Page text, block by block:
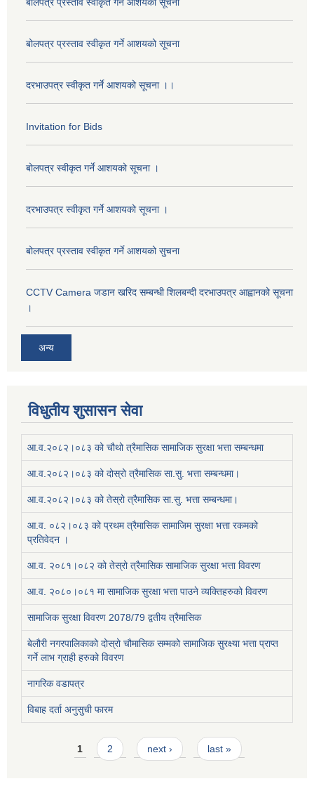
बोलपत्र प्रस्ताव स्वीकृत गर्ने आशयको सूचना
बोलपत्र प्रस्ताव स्वीकृत गर्ने आशयको सूचना
दरभाउपत्र स्वीकृत गर्ने आशयको सूचना ।।
Invitation for Bids
बोलपत्र स्वीकृत गर्ने आशयको सूचना ।
दरभाउपत्र स्वीकृत गर्ने आशयको सूचना ।
बोलपत्र प्रस्ताव स्वीकृत गर्ने आशयको सुचना
CCTV Camera जडान खरिद सम्बन्धी शिलबन्दी दरभाउपत्र आह्वानको सूचना
।
अन्य
विधुतीय शुसासन सेवा
आ.व.२०८२।०८३ को चौथो त्रैमासिक सामाजिक सुरक्षा भत्ता सम्बन्धमा
आ.व.२०८२।०८३ को दोस्रो त्रैमासिक सा.सु. भत्ता सम्बन्धमा।
आ.व.२०८२।०८३ को तेस्रो त्रैमासिक सा.सु. भत्ता सम्बन्धमा।
आ.व. ०८२।०८३ को प्रथम त्रैमासिक सामाजिम सुरक्षा भत्ता रकमको
प्रतिवेदन ।
आ.व. २०८१।०८२ को तेस्रो त्रैमासिक सामाजिक सुरक्षा भत्ता विवरण
आ.व. २०८०।०८१ मा सामाजिक सुरक्षा भत्ता पाउने व्यक्तिहरुको विवरण
सामाजिक सुरक्षा विवरण 2078/79 द्वतीय त्रैमासिक
बेलौरी नगरपालिकाको दोस्रो चौमासिक सम्मको सामाजिक सुरक्ष्या भत्ता प्राप्त
गर्ने लाभ ग्राही हरुको विवरण
नागरिक वडापत्र
विबाह दर्ता अनुसुची फारम
Pages1 2 next › last »